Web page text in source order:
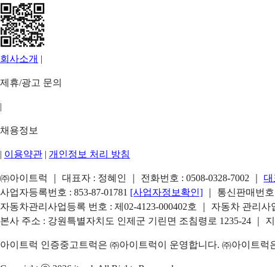
회사소개 |
제휴/광고 문의
|
채용정보
| 이용약관 | 개인정보 처리 방침
㈜아이트럭 ｜ 대표자 : 정혜인 ｜ 전화번호 : 0508-0328-7002 대
사업자등록번호 : 853-87-01781 [사업자정보확인]
｜ 통신판매번
자동차관리사업등록 번호 : 제02-4123-000402호 ｜ 자동차 관리
본사 주소 : 강원특별자치도 인제군 기린면 조침령로 1235-24 ｜
아이트럭 인증중고트럭은 ㈜아이트럭이 운영합니다. ㈜아이트